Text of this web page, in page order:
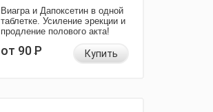
Виагра и Дапоксетин в одной
таблетке. Усиление эрекции и
продление полового акта!
от 90Р Купить